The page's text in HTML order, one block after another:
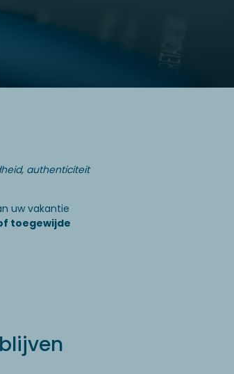
authenticiteit
uw vakantie
toegewijde